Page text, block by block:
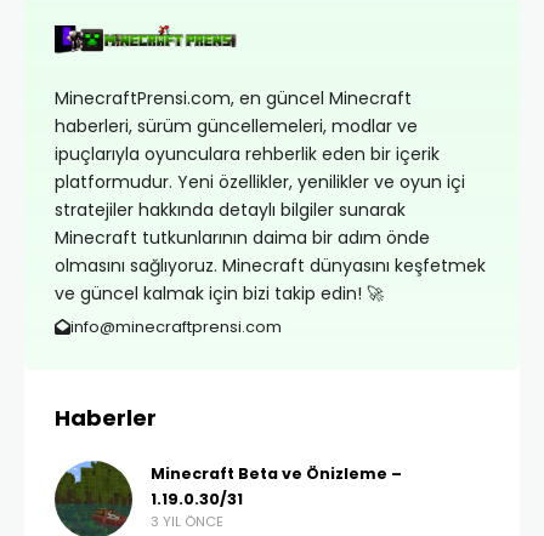
MinecraftPrensi.com, en güncel Minecraft
haberleri, sürüm güncellemeleri, modlar ve
ipuçlarıyla oyunculara rehberlik eden bir içerik
platformudur. Yeni özellikler, yenilikler ve oyun içi
stratejiler hakkında detaylı bilgiler sunarak
Minecraft tutkunlarının daima bir adım önde
olmasını sağlıyoruz. Minecraft dünyasını keşfetmek
ve güncel kalmak için bizi takip edin! 🚀
info@minecraftprensi.com
Haberler
Minecraft Beta ve Önizleme –
1.19.0.30/31
3 YIL ÖNCE